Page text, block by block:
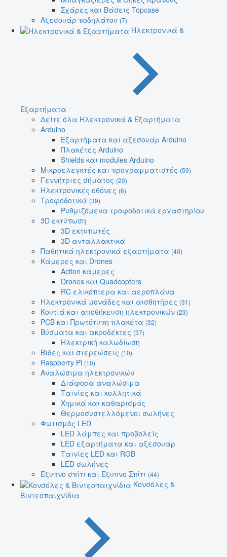
Σχάρες και Βάσεις Topcase
Αξεσουάρ ποδηλάτου (7)
Ηλεκτρονικά &
Εξαρτήματα
Δείτε όλα Ηλεκτρονικά & Εξαρτήματα
Arduino
Εξαρτήματα και αξεσουάρ Arduino
Πλακέτες Arduino
Shields και modules Arduino
Μικροελεγκτές και προγραμματιστές (59)
Γεννήτριες σήματος (20)
Ηλεκτρονικές οθόνες (6)
Τροφοδοτικά (39)
Ρυθμιζόμενα τροφοδοτικά εργαστηρίου
3D εκτύπωση
3D εκτυπωτές
3D ανταλλακτικά
Παθητικά ηλεκτρονικά εξαρτήματα (40)
Κάμερες και Drones
Action κάμερες
Drones και Quadcopters
RC ελικόπτερα και αεροπλάνα
Ηλεκτρονικά μονάδες και αισθητήρες (31)
Κουτιά και αποθήκευση ηλεκτρονικών (23)
PCB και Πρωτότυπη πλακέτα (32)
Βύσματα και ακροδέκτες (37)
Ηλεκτρική καλωδίωση
Βίδες και στερεώσεις (10)
Raspberry Pi (10)
Αναλώσιμα ηλεκτρονικών
Διάφορα αναλώσιμα
Ταινίες και κολλητικά
Χημικά και καθαρισμός
Θερμοσυστελλόμενοι σωλήνες
Φωτισμός LED
LED λάμπες και προβολείς
LED εξαρτήματα και αξεσουάρ
Ταινίες LED και RGB
LED σωλήνες
Έξυπνο σπίτι και Έξυπνο Σπίτι (44)
Κονσόλες &
Βιντεοπαιχνίδια